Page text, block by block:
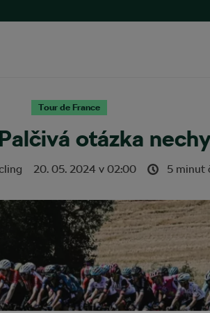
Tour de France
otázka
20. 05. 2024 v 02:00 5 minut